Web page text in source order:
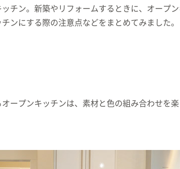
チン。新築やリフォームするときに、オープ
ンにする際の注意点などをまとめてみました。
ープンキッチンは、素材と色の組み合わせを楽